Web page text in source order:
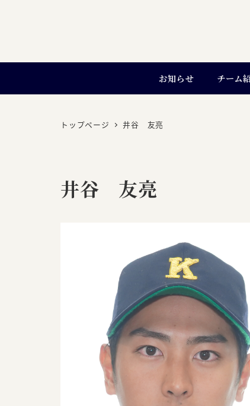
お知らせ チーム
トップページ 井谷 友亮
井谷 友亮